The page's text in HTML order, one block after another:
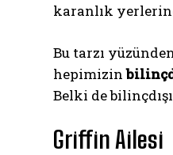
karanlık
Bu tarzı
hepimizin
Belki de
Griffin Ailesi